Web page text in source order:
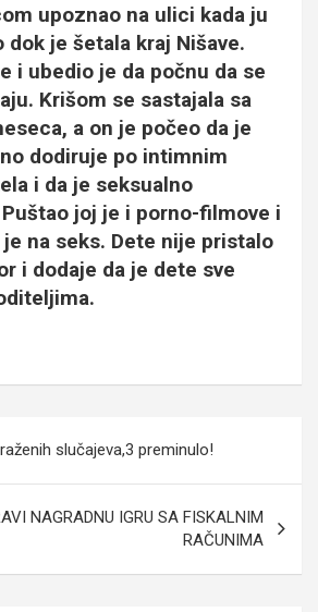
upoznao na ulici kada ju
je šetala kraj Nišave.
i ubedio je da počnu da se
Krišom se sastajala sa
a on je počeo da je
dodiruje po intimnim
i da je seksualno
joj je i porno-filmove i
je na seks. Dete nije pristalo
i dodaje da je dete sve
slučajeva,3 preminulo!
NAGRADNU IGRU SA FISKALNIM
RAČUNIMA